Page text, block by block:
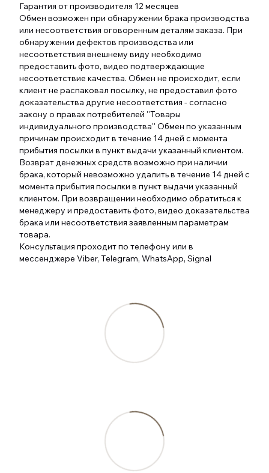
Гарантия от производителя 12 месяцев
Обмен возможен при обнаружении брака производства
или несоответствия оговоренным деталям заказа. При
обнаружении дефектов производства или
несоответствия внешнему виду необходимо
предоставить фото, видео подтверждающие
несоответствие качества. Обмен не происходит, если
клиент не распаковал посылку, не предоставил фото
доказательства другие несоответствия - согласно
закону о правах потребителей ''Товары
индивидуального производства'' Обмен по указанным
причинам происходит в течение 14 дней с момента
прибытия посылки в пункт выдачи указанный клиентом.
Возврат денежных средств возможно при наличии
брака, который невозможно удалить в течение 14 дней с
момента прибытия посылки в пункт выдачи указанный
клиентом. При возвращении необходимо обратиться к
менеджеру и предоставить фото, видео доказательства
брака или несоответствия заявленным параметрам
товара.
Консультация проходит по телефону или в
мессенджере Viber, Telegram, WhatsApp, Signal